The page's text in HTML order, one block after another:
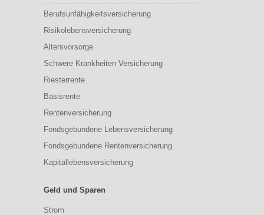
Berufs­unfähigkeitsversicherung
Risikolebensversicherung
Altersvorsorge
Schwere Krankheiten Versicherung
Riesterrente
Basisrente
Rentenversicherung
Fondsgebundene Lebensversicherung
Fondsgebundene Rentenversicherung
Kapitallebensversicherung
Geld und Sparen
Strom